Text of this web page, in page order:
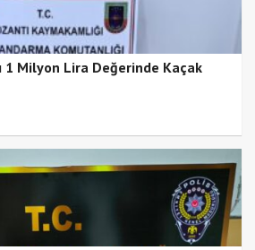
1 Milyon Lira Değerinde Kaçak